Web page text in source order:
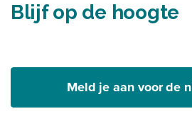
Blijf op de hoogte
Meld je aan voor de